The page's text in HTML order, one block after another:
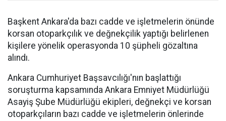
Başkent Ankara'da bazı cadde ve işletmelerin önünde
korsan otoparkçılık ve değnekçilik yaptığı belirlenen
kişilere yönelik operasyonda 10 şüpheli gözaltına
alındı.
Ankara Cumhuriyet Başsavcılığı'nın başlattığı
soruşturma kapsamında Ankara Emniyet Müdürlüğü
Asayiş Şube Müdürlüğü ekipleri, değnekçi ve korsan
otoparkçıların bazı cadde ve işletmelerin önlerinde